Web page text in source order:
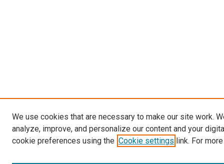
We use cookies that are necessary to make our site work.
analyze, improve, and personalize our content and your
cookie preferences using the Cookie settings link. For